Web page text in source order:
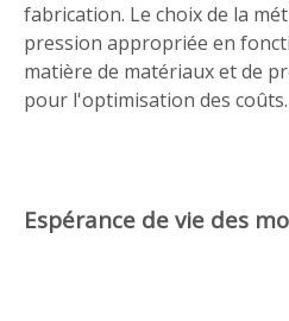
fabrication. Le choix de la
pression appropriée en
matière de matériaux et de
pour l'optimisation des coûts.
Espérance de vie des